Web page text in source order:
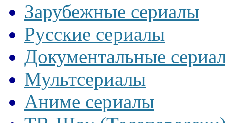
Зарубежные сериалы
Русские сериалы
Документальные
Мультсериалы
Аниме сериалы